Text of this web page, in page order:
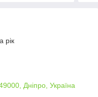
рік
Дніпро, Україна